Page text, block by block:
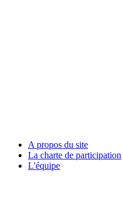
A propos du site
La charte de participation
L'équipe